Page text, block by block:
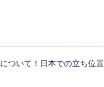
ついて！日本での立ち位置